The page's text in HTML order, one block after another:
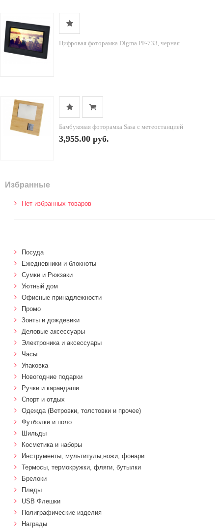
Цифровая фоторамка Digma PF-733, черная
Бамбуковая фоторамка Sasa с метеостанцией
3,955.00 руб.
Избранные
Нет избранных товаров
Посуда
Ежедневники и блокноты
Сумки и Рюкзаки
Уютный дом
Офисные принадлежности
Промо
Зонты и дождевики
Деловые аксессуары
Электроника и аксессуары
Часы
Упаковка
Новогодние подарки
Ручки и карандаши
Спорт и отдых
Одежда (Ветровки, толстовки и прочее)
Футболки и поло
Шильды
Косметика и наборы
Инструменты, мультитулы,ножи, фонари
Термосы, термокружки, фляги, бутылки
Брелоки
Пледы
USB Флешки
Полиграфические изделия
Награды